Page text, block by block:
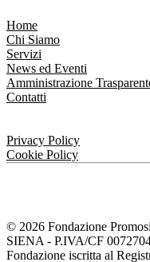
Home
Chi Siamo
Servizi
News ed Eventi
Amministrazione
Contatti
Privacy Policy
Cookie Policy
© 2026 Fondazione
SIENA - P.IVA/CF
Fondazione iscritta al